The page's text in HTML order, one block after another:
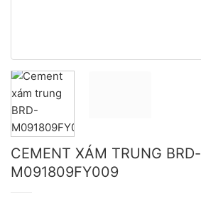
CEMENT XÁM TRUNG BRD-
M091809FY009